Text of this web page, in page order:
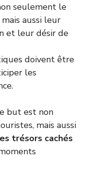
seulement le
aussi leur
et leur désir de
doivent être
les
but est non
mais aussi
trésors cachés